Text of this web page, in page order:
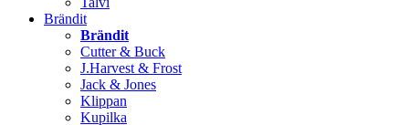
Brändit
Brändit
Cutter & Buck
J.Harvest & Frost
Jack & Jones
Klippan
Kupilka